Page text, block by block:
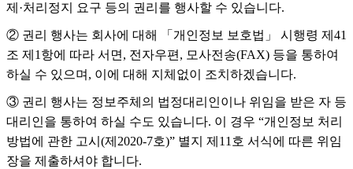
제·처리정지 요구 등의 권리를 행사할 수 있습니다.
② 권리 행사는 회사에 대해 「개인정보 보호법」 시행령 제41
조 제1항에 따라 서면, 전자우편, 모사전송(FAX) 등을 통하여
하실 수 있으며, 이에 대해 지체없이 조치하겠습니다.
③ 권리 행사는 정보주체의 법정대리인이나 위임을 받은 자 등
대리인을 통하여 하실 수도 있습니다. 이 경우 “개인정보 처리
방법에 관한 고시(제2020-7호)” 별지 제11호 서식에 따른 위임
장을 제출하셔야 합니다.